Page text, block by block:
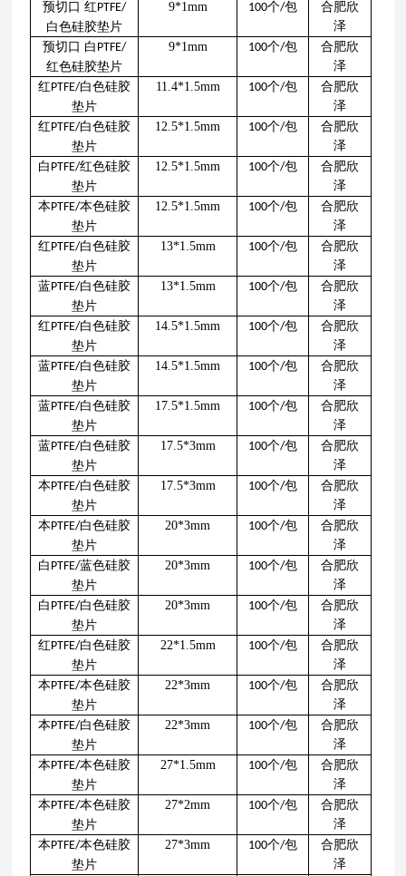
预切口 红PTFE/
白色硅胶垫片
9*1mm 100个/包
合肥欣
泽
预切口 白 PTFE/
红色硅胶垫片
9*1mm 100个/包
合肥欣
泽
红PTFE/白色硅胶
垫片
11.4*1.5mm 100个/包
合肥欣
泽
红PTFE/白色硅胶
垫片
12.5*1.5mm 100个/包
合肥欣
泽
白 PTFE/红色硅胶
垫片
12.5*1.5mm 100个/包
合肥欣
泽
本PTFE/本色硅胶
垫片
12.5*1.5mm 100个/包
合肥欣
泽
红PTFE/白色硅胶
垫片
13*1.5mm 100个/包
合肥欣
泽
蓝PTFE/白色硅胶
垫片
13*1.5mm 100个/包
合肥欣
泽
红PTFE/白色硅胶
垫片
14.5*1.5mm 100个/包
合肥欣
泽
蓝PTFE/白色硅胶
垫片
14.5*1.5mm 100个/包
合肥欣
泽
蓝PTFE/白色硅胶
垫片
17.5*1.5mm 100个/包
合肥欣
泽
蓝PTFE/白色硅胶
垫片
17.5*3mm 100个/包
合肥欣
泽
本PTFE/白色硅胶
垫片
17.5*3mm 100个/包
合肥欣
泽
本PTFE/白色硅胶
垫片
20*3mm 100个/包
合肥欣
泽
白 PTFE/蓝色硅胶
垫片
20*3mm 100个/包
合肥欣
泽
白 PTFE/白色硅胶
垫片
20*3mm 100个/包
合肥欣
泽
红PTFE/白色硅胶
垫片
22*1.5mm 100个/包
合肥欣
泽
本PTFE/本色硅胶
垫片
22*3mm 100个/包
合肥欣
泽
本PTFE/白色硅胶
垫片
22*3mm 100个/包
合肥欣
泽
本PTFE/本色硅胶
垫片
27*1.5mm 100个/包
合肥欣
泽
本PTFE/本色硅胶
垫片
27*2mm 100个/包
合肥欣
泽
本PTFE/本色硅胶
垫片
27*3mm 100个/包
合肥欣
泽